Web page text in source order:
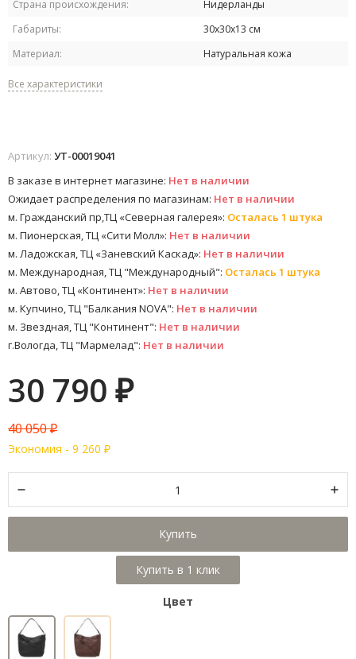
Страна происхождения:
Нидерланды
Габариты:
30х30х13 см
Материал:
Натуральная кожа
Все характеристики
Артикул: УТ-00019041
В заказе в интернет магазине: Нет в наличии
Ожидает распределения по магазинам: Нет в наличии
м. Гражданский пр,ТЦ «Северная галерея»: Осталась 1 штука
м. Пионерская, ТЦ «Сити Молл»: Нет в наличии
м. Ладожская, ТЦ «Заневский Каскад»: Нет в наличии
м. Международная, ТЦ "Международный": Осталась 1 штука
м. Автово, ТЦ «Континент»: Нет в наличии
м. Купчино, ТЦ "Балкания NOVA": Нет в наличии
м. Звездная, ТЦ "Континент": Нет в наличии
г.Вологда, ТЦ "Мармелад": Нет в наличии
30 790 ₽
40 050₽
Экономия - 9 260 ₽
Купить
Цвет